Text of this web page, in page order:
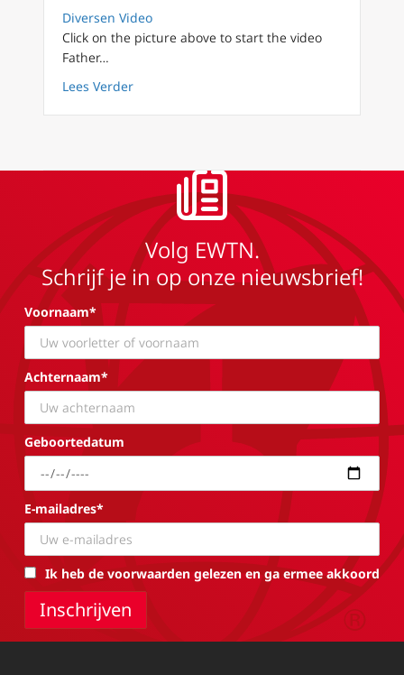
Diversen Video
Click on the picture above to start the video
Father…
Lees Verderabout FilioQue English 16 Retracing the
Volg EWTN.
Schrijf je in op onze nieuwsbrief!
Voornaam*
Achternaam*
Geboortedatum
E-mailadres*
Ik heb de voorwaarden gelezen en ga ermee akkoord